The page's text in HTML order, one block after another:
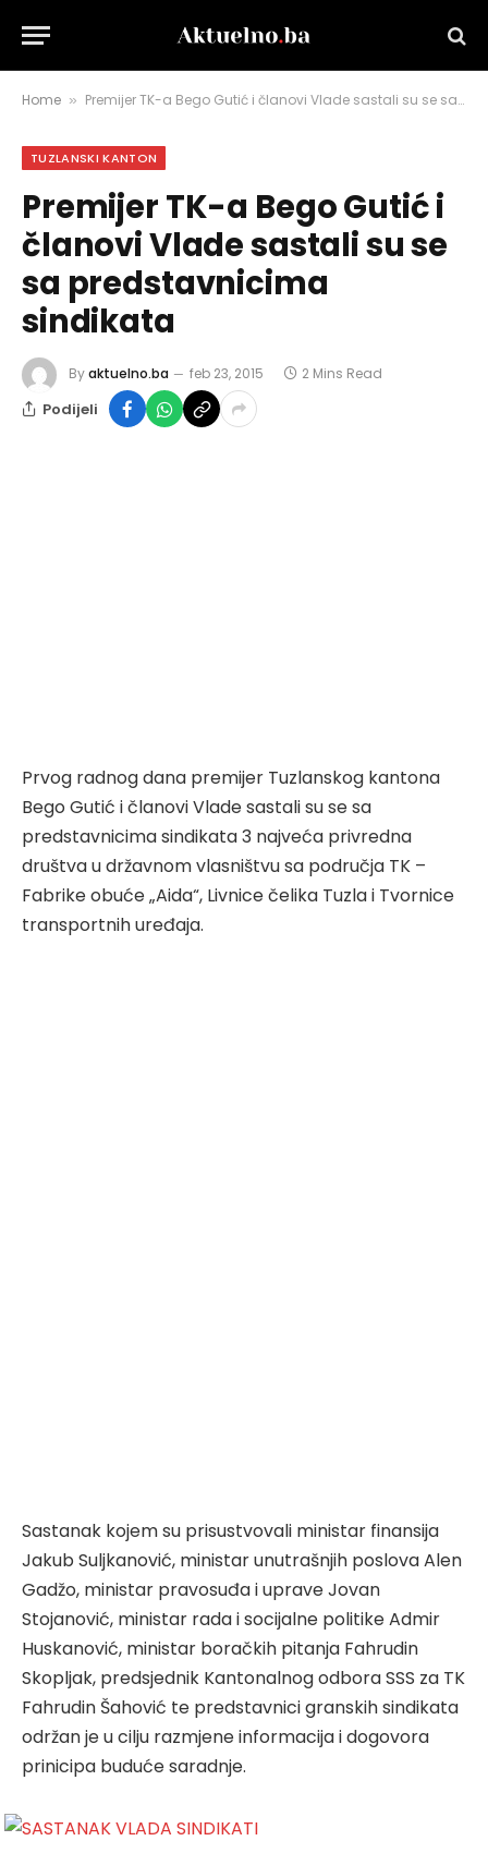
Home » Premijer TK-a Bego Gutić i članovi Vlade sastali su se sa predstavnicima sindikata
TUZLANSKI KANTON
Premijer TK-a Bego Gutić i
članovi Vlade sastali su se
sa predstavnicima
sindikata
Byaktuelno.ba feb 23, 2015 2 Mins Read
Podijeli
Prvog radnog dana premijer Tuzlanskog kantona
Bego Gutić i članovi Vlade sastali su se sa
predstavnicima sindikata 3 najveća privredna
društva u državnom vlasništvu sa područja TK –
Fabrike obuće „Aida“, Livnice čelika Tuzla i Tvornice
transportnih uređaja.
Sastanak kojem su prisustvovali ministar finansija
Jakub Suljkanović, ministar unutrašnjih poslova Alen
Gadžo, ministar pravosuđa i uprave Jovan
Stojanović, ministar rada i socijalne politike Admir
Huskanović, ministar boračkih pitanja Fahrudin
Skopljak, predsjednik Kantonalnog odbora SSS za TK
Fahrudin Šahović te predstavnici granskih sindikata
održan je u cilju razmjene informacija i dogovora
prinicipa buduće saradnje.